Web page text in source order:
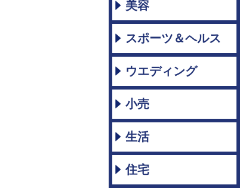
美容
スポーツ＆ヘルス
ウエディング
小売
生活
住宅